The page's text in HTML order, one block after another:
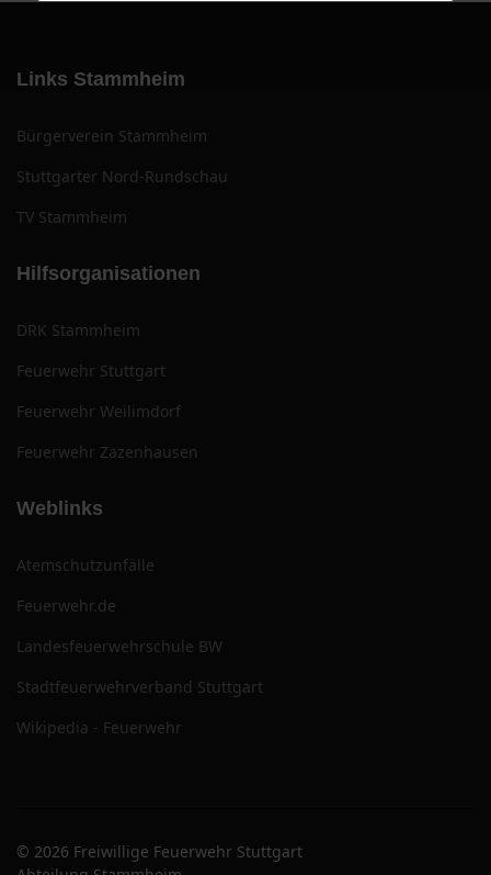
Links Stammheim
Bürgerverein Stammheim
Stuttgarter Nord-Rundschau
TV Stammheim
Hilfsorganisationen
DRK Stammheim
Feuerwehr Stuttgart
Feuerwehr Weilimdorf
Feuerwehr Zazenhausen
Weblinks
Atemschutzunfälle
Feuerwehr.de
Landesfeuerwehrschule BW
Stadtfeuerwehrverband Stuttgart
Wikipedia - Feuerwehr
© 2026 Freiwillige Feuerwehr Stuttgart